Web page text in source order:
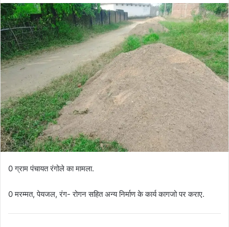
email
0 ग्राम पंचायत रंगोले का मामला.
0 मरम्मत, पेयजल, रंग- रोगन सहित अन्य निर्माण के कार्य कागजो पर कराए.